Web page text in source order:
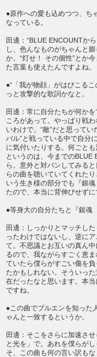
●原作への愛も込めつつ、ち
なっている。
田邊：“BLUE ENCOUNTか
し、色んなものがちゃんと
か。“灯せ！ その個性”とか
た言葉も使えたんですよね。
●“「我が物顔」がはびこる
っと攻撃的な歌詞かなと。
田邊：常に自分たちが何かを
ころがあって。やっぱり戦
いわけで。“敵”だと思って
バル”と戦っている中で自分
に気付いたりする。何ごと
というのは、今までのBLUE
ら。意外と対バンしてみる
らの曲を聴いていてくれた
いう生き様の部分でも『銀
たので、本当に背伸びせず
●等身大の自分たちと『銀魂
田邊：しっかりとマッチし
ったわけではないし、逆に
て。不思議とお互いの真ん
るので、我ながらすごく恵
ていたら僕らがすごい傷を
たかもしれない。そういっ
在だったなと思います。本
ですね。
●この曲でブルエンを知った
ゃんと一致するというか。
田邊：そこをさらに加速さ
と光を」で。あれを僕らが
そ、この曲も何の言い訳も